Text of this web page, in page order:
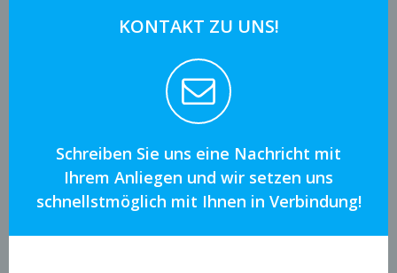
KONTAKT ZU UNS!
Schreiben Sie uns eine Nachricht mit
Ihrem Anliegen und wir setzen uns
schnellstmöglich mit Ihnen in Verbindung!